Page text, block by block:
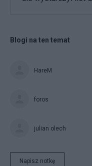
Blogi na ten temat
HareM
foros
julian olech
Napisz notkę